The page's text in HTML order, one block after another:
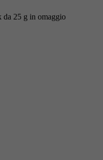
da 25 g in omaggio